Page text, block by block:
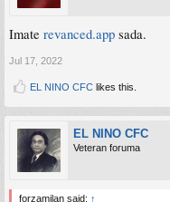
Imate revanced.app sada.
Jul 17, 2022
EL NINO CFC likes this.
EL NINO CFC
Veteran foruma
forzamilan said: ↑